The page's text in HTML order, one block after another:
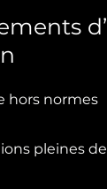
hors normes
pleines